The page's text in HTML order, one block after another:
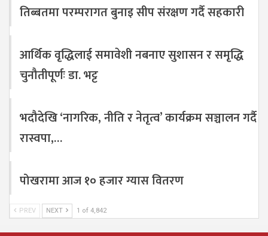
तिब्बतमा परम्परागत बुनाइ सीप संरक्षण गर्दै सहकारी
आर्थिक वृद्धिलाई समावेशी नबनाए सुशासन र समृद्धि
चुनौतीपूर्णः डा. भट्ट
भदौदेखि ‘नागरिक, नीति र नेतृत्व’ कार्यक्रम सञ्चालन गर्दै
रास्वपा,…
पोखरामा आज १० हजार ग्यास वितरण
PREV NEXT 1 of 4,842